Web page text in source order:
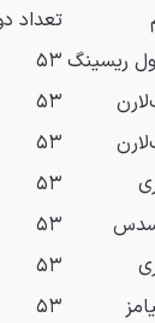
تعداد
ریسینگ ۵۳
۵۳
۵۳
۵۳
۵۳
۵۳
۵۳